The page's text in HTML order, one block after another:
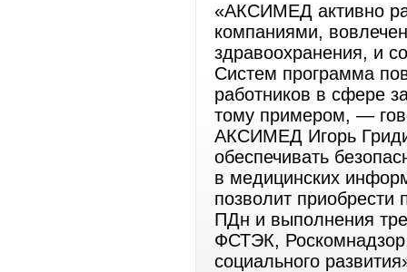
«АКСИМЕД активно
компаниями,
здравоохранения, и
Систем программа
работников в сфере
тому примером, —
АКСИМЕД Игорь
обеспечивать
в медицинских
позволит приобрести
ПДн и выполнения
ФСТЭК,
социального